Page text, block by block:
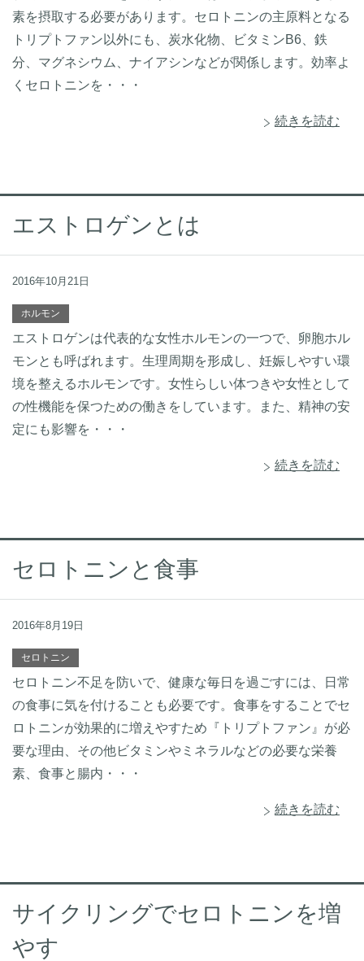
素を摂取する必要があります。セロトニンの主原料となる
トリプトファン以外にも、炭水化物、ビタミンB6、鉄
分、マグネシウム、ナイアシンなどが関係します。効率よ
くセロトニンを・・・
続きを読む
エストロゲンとは
2016年10月21日
ホルモン
エストロゲンは代表的な女性ホルモンの一つで、卵胞ホル
モンとも呼ばれます。生理周期を形成し、妊娠しやすい環
境を整えるホルモンです。女性らしい体つきや女性として
の性機能を保つための働きをしています。また、精神の安
定にも影響を・・・
続きを読む
セロトニンと食事
2016年8月19日
セロトニン
セロトニン不足を防いで、健康な毎日を過ごすには、日常
の食事に気を付けることも必要です。食事をすることでセ
ロトニンが効果的に増えやすため『トリプトファン』が必
要な理由、その他ビタミンやミネラルなどの必要な栄養
素、食事と腸内・・・
続きを読む
サイクリングでセロトニンを増
やす